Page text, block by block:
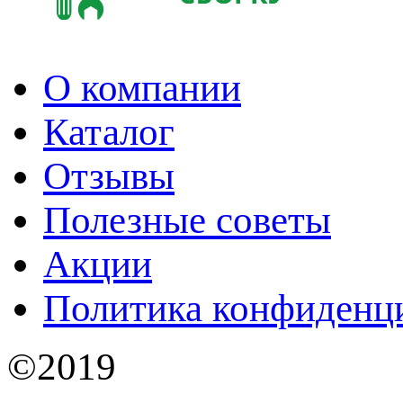
О компании
Каталог
Отзывы
Полезные советы
Акции
Политика
©2019